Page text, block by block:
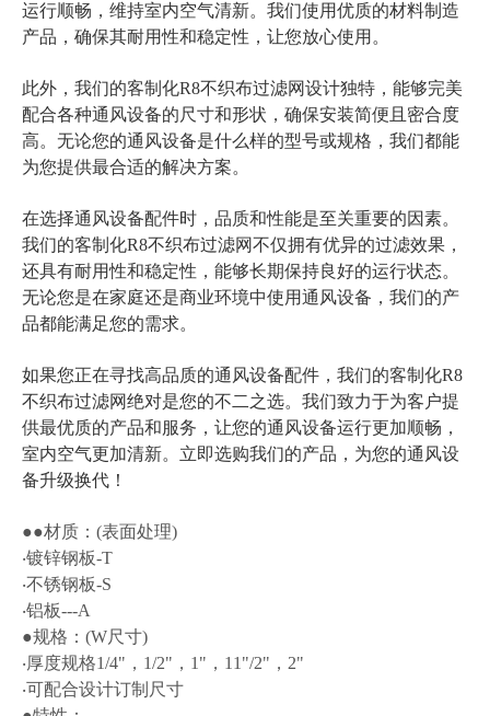
运行顺畅，维持室内空气清新。我们使用优质的材料制造
产品，确保其耐用性和稳定性，让您放心使用。
此外，我们的客制化R8不织布过滤网设计独特，能够完美
配合各种通风设备的尺寸和形状，确保安装简便且密合度
高。无论您的通风设备是什么样的型号或规格，我们都能
为您提供最合适的解决方案。
在选择通风设备配件时，品质和性能是至关重要的因素。
我们的客制化R8不织布过滤网不仅拥有优异的过滤效果，
还具有耐用性和稳定性，能够长期保持良好的运行状态。
无论您是在家庭还是商业环境中使用通风设备，我们的产
品都能满足您的需求。
如果您正在寻找高品质的通风设备配件，我们的客制化R8
不织布过滤网绝对是您的不二之选。我们致力于为客户提
供最优质的产品和服务，让您的通风设备运行更加顺畅，
室内空气更加清新。立即选购我们的产品，为您的通风设
备升级换代！
●●材质：(表面处理)
‧镀锌钢板-T
‧不锈钢板-S
‧铝板---A
●规格：(W尺寸)
‧厚度规格1/4"，1/2"，1"，11"/2"，2"
‧可配合设计订制尺寸